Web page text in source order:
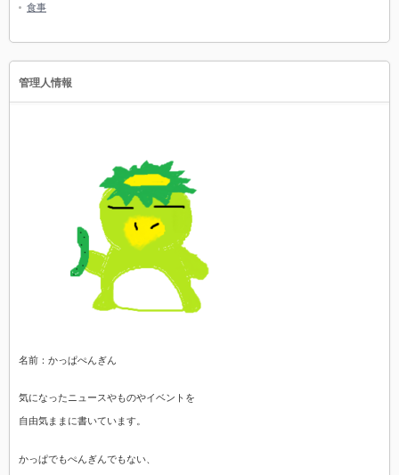
食事
管理人情報
名前：かっぱぺんぎん
気になったニュースやものやイベントを
自由気ままに書いています。
かっぱでもぺんぎんでもない、